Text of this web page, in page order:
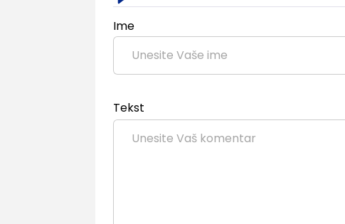
Ime
Tekst